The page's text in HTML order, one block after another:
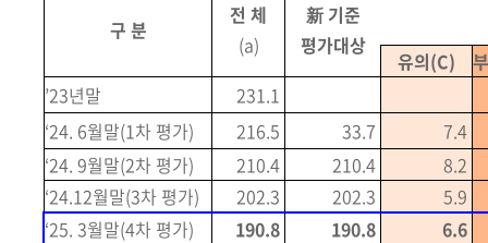
구 분
전 체
(a)
新 기준
평가대상
유의(C)
’23년말
231.1
‘24. 6월말(1차 평가) 216.5 33.7
7.4
‘24. 9월말(2차 평가) 210.4 210.4
8.2
‘24.12월말(3차 평가) 202.3 202.3
5.9
‘25. 3월말(4차 평가) 190.8 190.8 6.6